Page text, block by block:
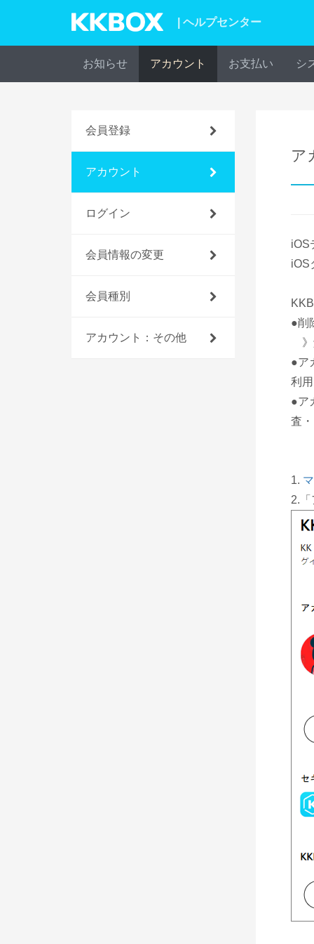
| ヘルプセンター
お知らせ アカウント お支払い シ
会員登録
アカウント
ログイン
会員情報の変更
会員種別
アカウント：その他
ア
iOS
iOS
●削
》
●ア
利
●ア
査
1.
2.